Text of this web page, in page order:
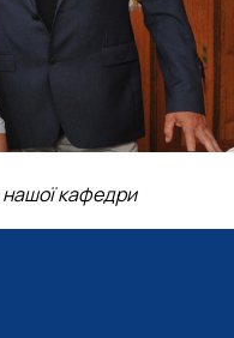
нашої кафедри